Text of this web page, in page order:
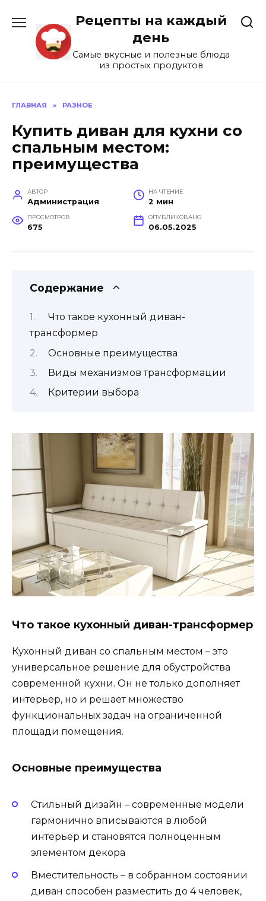
содержанию
Рецепты на каждый
день
Самые вкусные и полезные блюда
из простых продуктов
ГЛАВНАЯ » РАЗНОЕ
Купить диван для кухни со
спальным местом:
преимущества
АВТОР
Администрация
НА ЧТЕНИЕ
2 мин
ПРОСМОТРОВ
675
ОПУБЛИКОВАНО
06.05.2025
Содержание
Что такое кухонный диван-
трансформер
Основные преимущества
Виды механизмов трансформации
Критерии выбора
Что такое кухонный диван-трансформер
Кухонный диван со спальным местом – это
универсальное решение для обустройства
современной кухни. Он не только дополняет
интерьер, но и решает множество
функциональных задач на ограниченной
площади помещения.
Основные преимущества
Стильный дизайн – современные модели
гармонично вписываются в любой
интерьер и становятся полноценным
элементом декора
Вместительность – в собранном состоянии
диван способен разместить до 4 человек,